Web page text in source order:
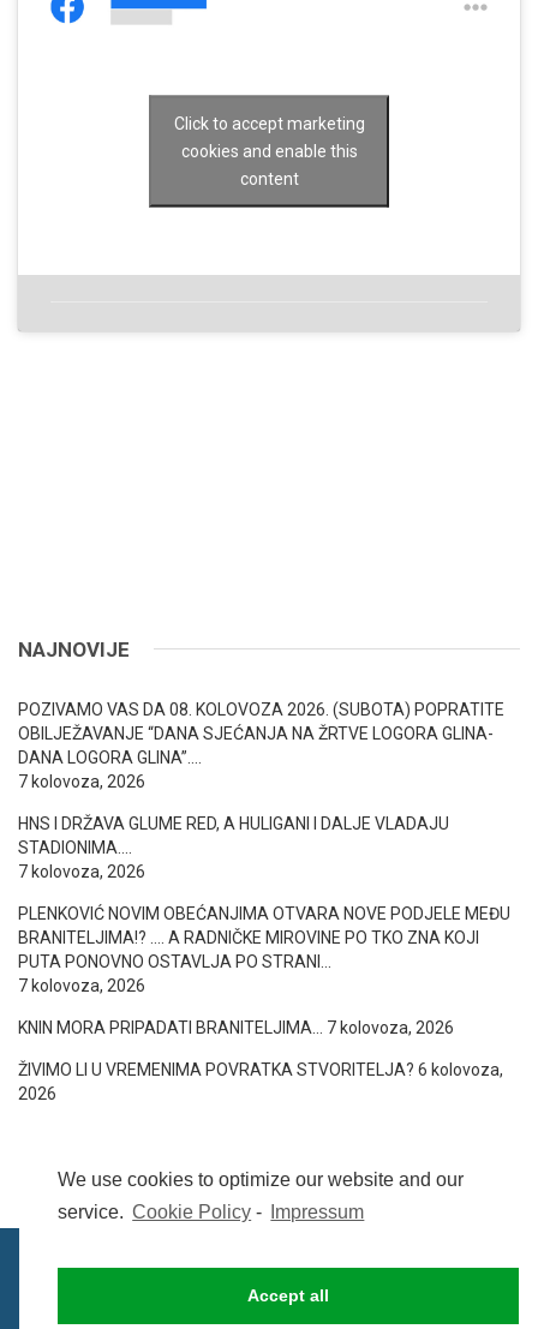
We use cookies to optimize our website and our
service. Cookie Policy - Impressum
Accept all
Click to accept marketing
cookies and enable this
content
NAJNOVIJE
POZIVAMO VAS DA 08. KOLOVOZA 2026. (SUBOTA) POPRATITE
OBILJEŽAVANJE “DANA SJEĆANJA NA ŽRTVE LOGORA GLINA-
DANA LOGORA GLINA”….
7 kolovoza, 2026
HNS I DRŽAVA GLUME RED, A HULIGANI I DALJE VLADAJU
STADIONIMA….
7 kolovoza, 2026
PLENKOVIĆ NOVIM OBEĆANJIMA OTVARA NOVE PODJELE MEĐU
BRANITELJIMA!? …. A RADNIČKE MIROVINE PO TKO ZNA KOJI
PUTA PONOVNO OSTAVLJA PO STRANI…
7 kolovoza, 2026
KNIN MORA PRIPADATI BRANITELJIMA… 7 kolovoza, 2026
ŽIVIMO LI U VREMENIMA POVRATKA STVORITELJA? 6 kolovoza,
2026